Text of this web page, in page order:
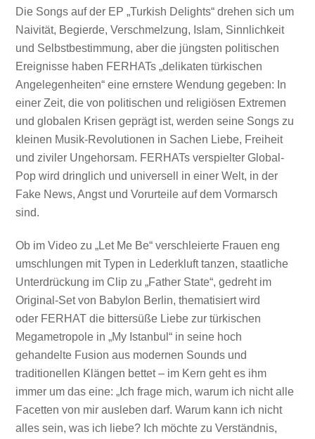
Die Songs auf der EP „Turkish Delights“ drehen sich um
Naivität, Begierde, Verschmelzung, Islam, Sinnlichkeit
und Selbstbestimmung, aber die jüngsten politischen
Ereignisse haben FERHATs „delikaten türkischen
Angelegenheiten“ eine ernstere Wendung gegeben: In
einer Zeit, die von politischen und religiösen Extremen
und globalen Krisen geprägt ist, werden seine Songs zu
kleinen Musik-Revolutionen in Sachen Liebe, Freiheit
und ziviler Ungehorsam. FERHATs verspielter Global-
Pop wird dringlich und universell in einer Welt, in der
Fake News, Angst und Vorurteile auf dem Vormarsch
sind.
Ob im Video zu „Let Me Be“ verschleierte Frauen eng
umschlungen mit Typen in Lederkluft tanzen, staatliche
Unterdrückung im Clip zu „Father State“, gedreht im
Original-Set von Babylon Berlin, thematisiert wird
oder FERHAT die bittersüße Liebe zur türkischen
Megametropole in „My Istanbul“ in seine hoch
gehandelte Fusion aus modernen Sounds und
traditionellen Klängen bettet – im Kern geht es ihm
immer um das eine: „Ich frage mich, warum ich nicht alle
Facetten von mir ausleben darf. Warum kann ich nicht
alles sein, was ich liebe? Ich möchte zu Verständnis,